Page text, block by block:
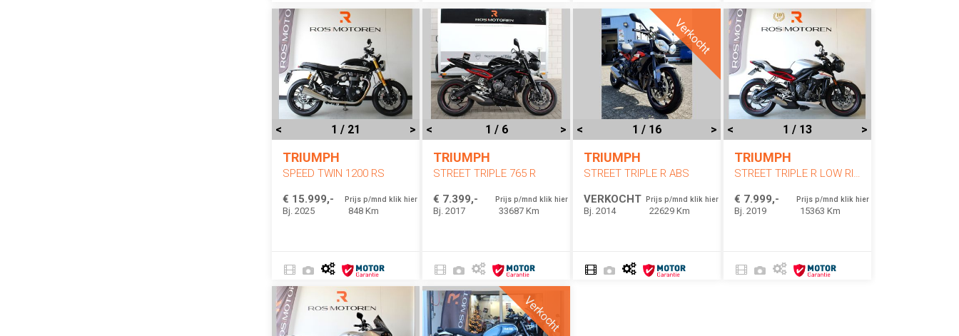
< 1 / 21 >
TRIUMPH
SPEED TWIN 1200 RS
€ 15.999,-
Prijs p/mnd klik hier
Bj. 2025 848 Km
< 1 / 6 >
TRIUMPH
STREET TRIPLE 765 R
€ 7.399,-
Prijs p/mnd klik hier
Bj. 2017 33687 Km
Verkocht
< 1 / 16 >
TRIUMPH
STREET TRIPLE R ABS
VERKOCHT
Prijs p/mnd klik hier
Bj. 2014 22629 Km
< 1 / 13 >
TRIUMPH
STREET TRIPLE R LOW RIDE HEIGHT
€ 7.999,-
Prijs p/mnd klik hier
Bj. 2019 15363 Km
Verkocht